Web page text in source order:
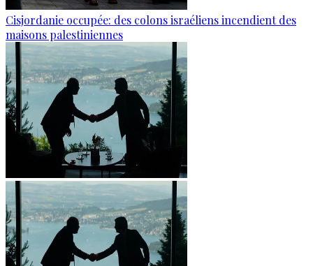
Cisjordanie occupée: des colons israéliens incendient des
maisons palestiniennes